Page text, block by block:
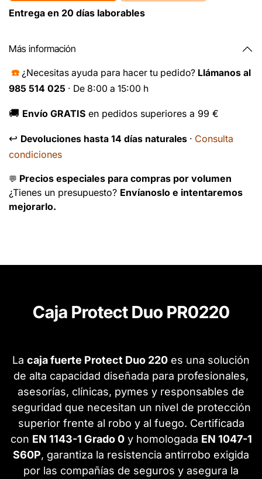
Entrega en 20 días laborables
Más información
☎️ ¿Necesitas ayuda para hacer tu pedido? Llámanos al
985 514 025 · De 8:00 a 15:00 h
🚚 Envío GRATIS en pedidos superiores a 99 €
↩️ Devoluciones hasta 14 días naturales · Consulta
condiciones
💬 Precios especiales para compras por volumen
¿Tienes un presupuesto? Envíanoslo e intentaremos
mejorarlo.
Caja Protect Duo PR0220
La caja fuerte Protect Duo 220 es una solución
de alta capacidad diseñada para profesionales,
asesorías, clínicas, pymes y responsables de
seguridad que necesitan un nivel de protección
superior frente al robo y al fuego. Certificada
con EN 1143-1 Grado 0y homologada EN 1047-1
S60P, garantiza la resistencia antirrobo exigida
por las compañías de seguros y asegura la